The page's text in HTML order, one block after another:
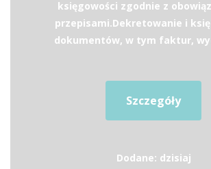
księgowości zgodnie z
przepisami.Dekretowanie i
dokumentów, w tym faktur,
Szczegóły
Dodane: dzisiaj